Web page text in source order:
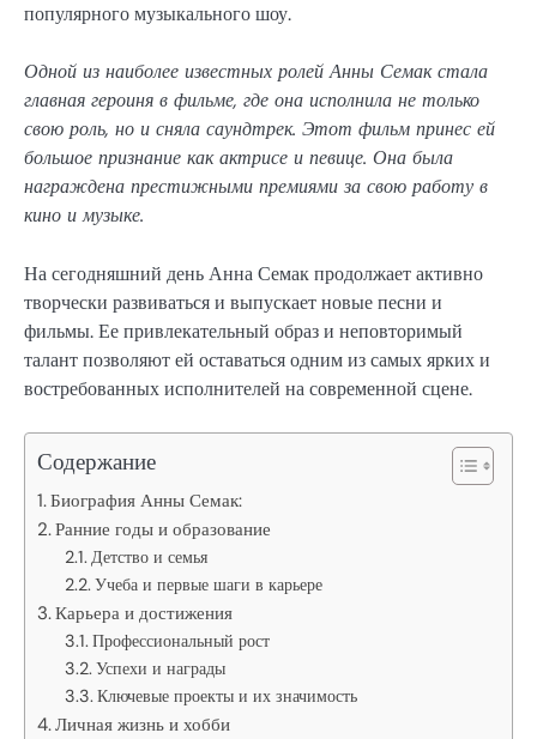
популярного музыкального шоу.
Одной из наиболее известных ролей Анны Семак стала
главная героиня в фильме, где она исполнила не только
свою роль, но и сняла саундтрек. Этот фильм принес ей
большое признание как актрисе и певице. Она была
награждена престижными премиями за свою работу в
кино и музыке.
На сегодняшний день Анна Семак продолжает активно
творчески развиваться и выпускает новые песни и
фильмы. Ее привлекательный образ и неповторимый
талант позволяют ей оставаться одним из самых ярких и
востребованных исполнителей на современной сцене.
Содержание
Биография Анны Семак:
Ранние годы и образование
Детство и семья
Учеба и первые шаги в карьере
Карьера и достижения
Профессиональный рост
Успехи и награды
Ключевые проекты и их значимость
Личная жизнь и хобби